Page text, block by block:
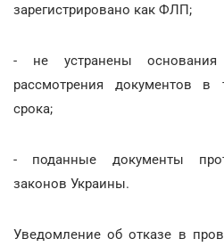
зарегистрировано как ФЛП;
- не устранены основания
рассмотрения документов в
срока;
- поданные документы
законов Украины.
Уведомление об отказе в